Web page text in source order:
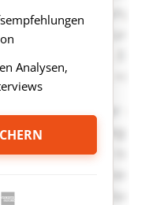
Analysen,